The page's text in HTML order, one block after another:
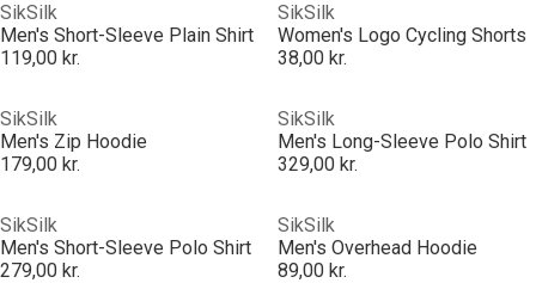
SikSilk
Men's Short-Sleeve Plain Shirt
119,00 kr.
SikSilk
Women's Logo Cycling Shorts
38,00 kr.
SikSilk
Men's Zip Hoodie
179,00 kr.
SikSilk
Men's Long-Sleeve Polo Shirt
329,00 kr.
SikSilk
Men's Short-Sleeve Polo Shirt
279,00 kr.
SikSilk
Men's Overhead Hoodie
89,00 kr.